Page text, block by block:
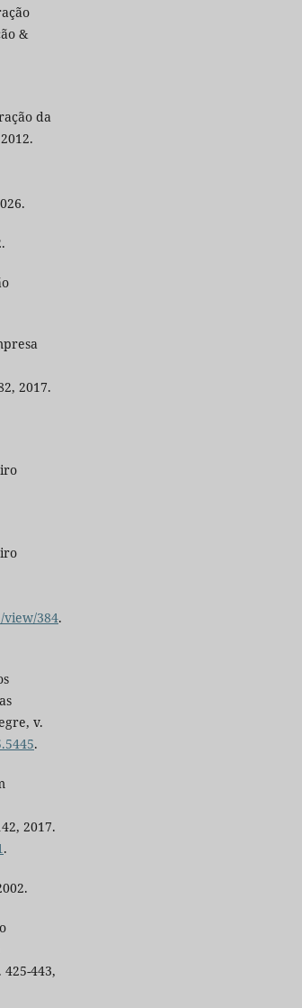
&
da
2017.
384.
v.
.
2017.
.
443,